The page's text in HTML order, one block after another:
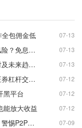
包佣金低 07-13
揭秘股市配资门道，新客免息背后藏啥风险？免息配资平台靠谱吗？ 07-13
港股震荡冲击配资市场，投资者如何应对及未来趋势分析 07-13
十家代表性证券服务平台梳理，含元鼎证券杠杆交易详情 07-12
黑平台 07-12
能放大收益 07-12
股票配资门户网提醒：牛市别借钱炒股，警惕P2P配资风险 07-09